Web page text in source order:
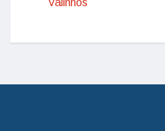
Valinhos